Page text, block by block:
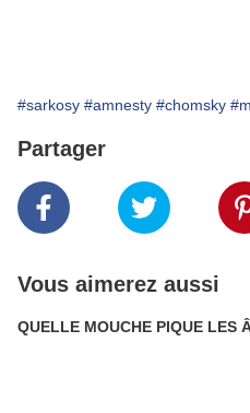
#sarkosy #amnesty #chomsky
Partager
Vous aimerez aussi
QUELLE MOUCHE PIQUE LES